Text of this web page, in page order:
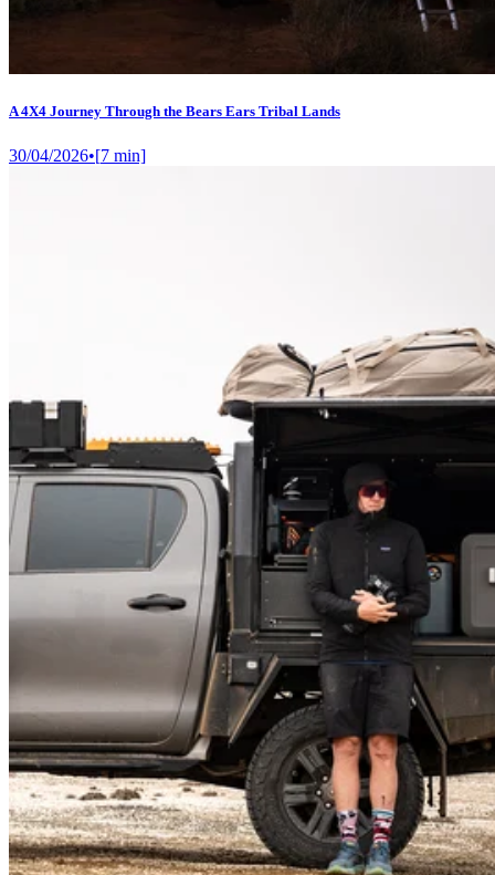
A 4X4 Journey Through the Bears Ears Tribal Lands
30/04/2026•[7 min]